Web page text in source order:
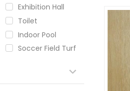
Exhibition Hall
Toilet
Indoor Pool
Soccer Field Turf